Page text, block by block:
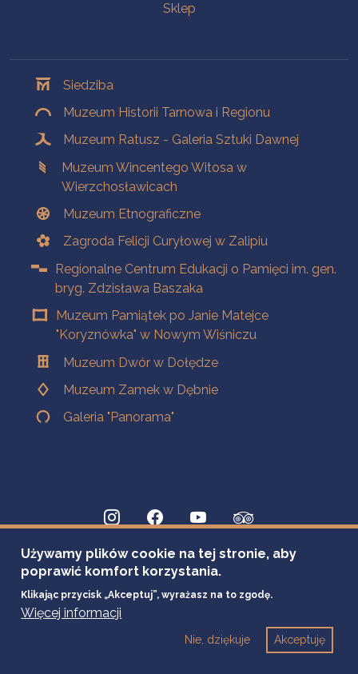
Sklep
Siedziba
Muzeum Historii Tarnowa i Regionu
Muzeum Ratusz - Galeria Sztuki Dawnej
Muzeum Wincentego Witosa w
Wierzchosławicach
Muzeum Etnograficzne
Zagroda Felicji Curyłowej w Zalipiu
Regionalne Centrum Edukacji o Pamięci im. gen.
bryg. Zdzisława Baszaka
Muzeum Pamiątek po Janie Matejce
"Koryznówka" w Nowym Wiśniczu
Muzeum Dwór w Dołędze
Muzeum Zamek w Dębnie
Galeria "Panorama"
Używamy plików cookie na tej stronie, aby
poprawić komfort korzystania.
Klikając przycisk „Akceptuj”, wyrażasz na to zgodę.
Więcej informacji
Akceptuję
Nie, dziękuje